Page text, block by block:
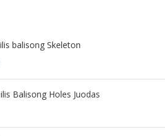
balisong Skeleton
Balisong Holes Juodas